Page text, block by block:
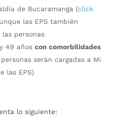
de Bucaramanga (click
las EPS también
personas
49 años con comorbilidades
serán cargadas a Mi
las EPS)
lo siguiente: